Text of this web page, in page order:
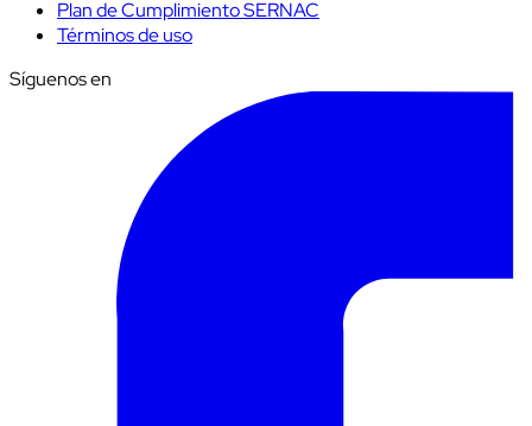
Plan de Cumplimiento SERNAC
Términos de uso
Síguenos en